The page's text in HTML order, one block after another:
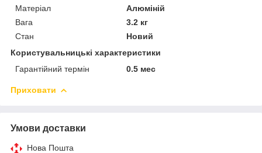
Матеріал
Алюміній
Вага
3.2 кг
Стан
Новий
Користувальницькі характеристики
Гарантійний термін
0.5 мес
Приховати
Умови доставки
Нова Пошта